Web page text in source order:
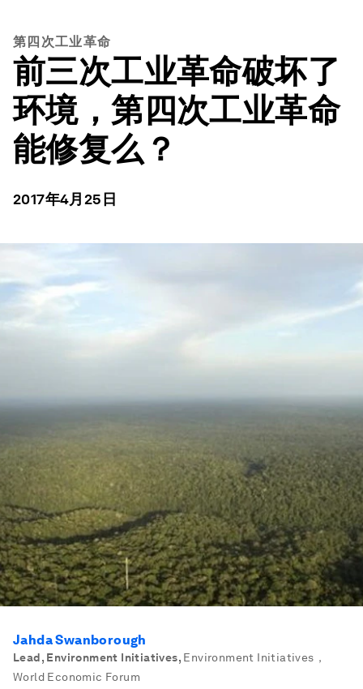
第四次工业革命
前三次工业革命破坏了
环境，第四次工业革命
能修复么？
2017年4月25日
Jahda Swanborough
Lead, Environment Initiatives, Environment Initiatives，
World Economic Forum